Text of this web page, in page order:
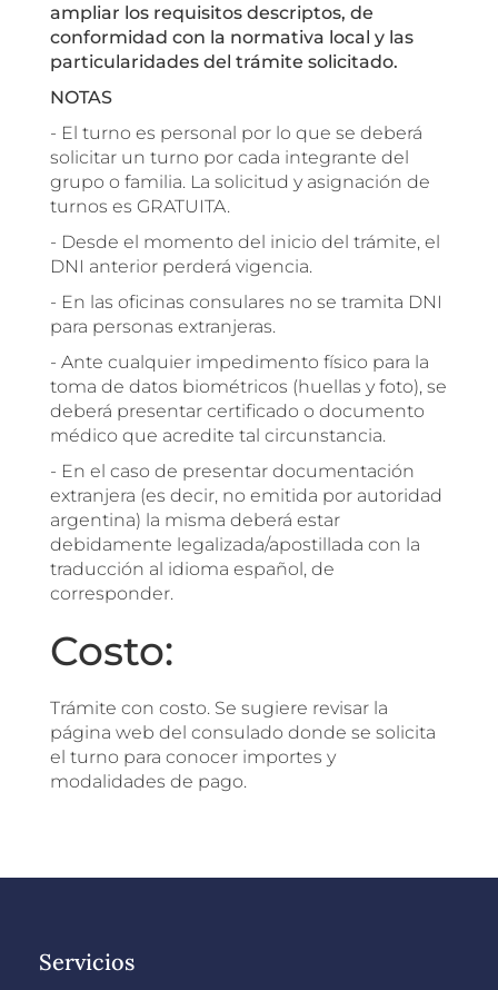
ampliar los requisitos descriptos, de
conformidad con la normativa local y las
particularidades del trámite solicitado.
NOTAS
- El turno es personal por lo que se deberá
solicitar un turno por cada integrante del
grupo o familia. La solicitud y asignación de
turnos es GRATUITA.
- Desde el momento del inicio del trámite, el
DNI anterior perderá vigencia.
- En las oficinas consulares no se tramita DNI
para personas extranjeras.
- Ante cualquier impedimento físico para la
toma de datos biométricos (huellas y foto), se
deberá presentar certificado o documento
médico que acredite tal circunstancia.
- En el caso de presentar documentación
extranjera (es decir, no emitida por autoridad
argentina) la misma deberá estar
debidamente legalizada/apostillada con la
traducción al idioma español, de
corresponder.
Costo:
Trámite con costo. Se sugiere revisar la
página web del consulado donde se solicita
el turno para conocer importes y
modalidades de pago.
Servicios